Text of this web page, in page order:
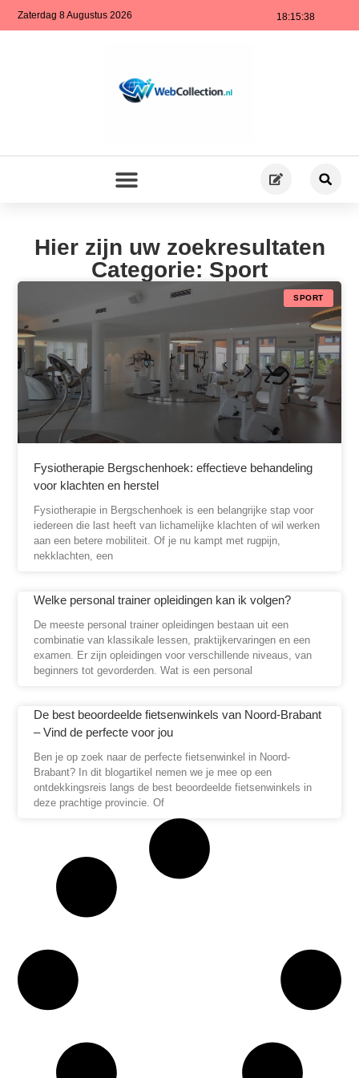
18:15:38
Zaterdag 8 Augustus 2026
Hier zijn uw zoekresultaten
Categorie: Sport
SPORT
Fysiotherapie Bergschenhoek: effectieve behandeling
voor klachten en herstel
Fysiotherapie in Bergschenhoek is een belangrijke stap voor
iedereen die last heeft van lichamelijke klachten of wil werken
aan een betere mobiliteit. Of je nu kampt met rugpijn,
nekklachten, een
Welke personal trainer opleidingen kan ik volgen?
De meeste personal trainer opleidingen bestaan uit een
combinatie van klassikale lessen, praktijkervaringen en een
examen. Er zijn opleidingen voor verschillende niveaus, van
beginners tot gevorderden. Wat is een personal
De best beoordeelde fietsenwinkels van Noord-Brabant
– Vind de perfecte voor jou
Ben je op zoek naar de perfecte fietsenwinkel in Noord-
Brabant? In dit blogartikel nemen we je mee op een
ontdekkingsreis langs de best beoordeelde fietsenwinkels in
deze prachtige provincie. Of